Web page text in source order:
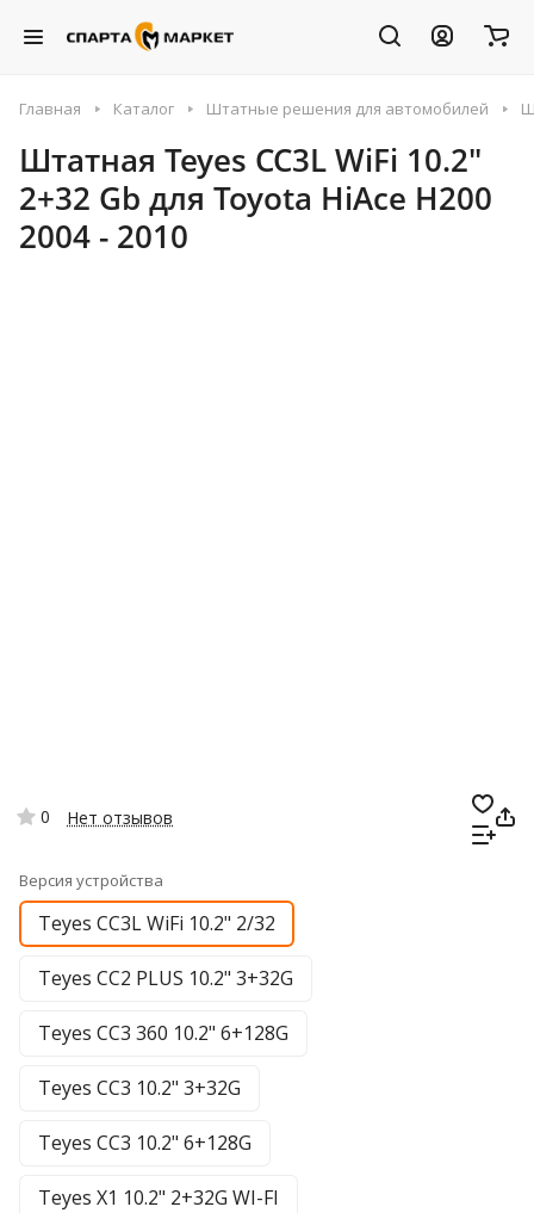
Главная Каталог Штатные решения для автомобилей
Штатная Teyes CC3L WiFi 10.2"
2+32 Gb для Toyota HiAce H200
2004 - 2010
0 Нет отзывов
Версия устройства
Teyes CC3L WiFi 10.2" 2/32
Teyes CC2 PLUS 10.2" 3+32G
Teyes CC3 360 10.2" 6+128G
Teyes CC3 10.2" 3+32G
Teyes CC3 10.2" 6+128G
Teyes X1 10.2" 2+32G WI-FI